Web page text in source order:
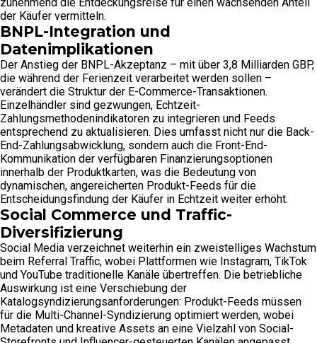
der Käufer vermitteln.
BNPL-Integration und
Datenimplikationen
Der Anstieg der BNPL-Akzeptanz – mit über 3,8 Milliarden GBP,
die während der Ferienzeit verarbeitet werden sollen –
verändert die Struktur der E-Commerce-Transaktionen.
Einzelhändler sind gezwungen, Echtzeit-
Zahlungsmethodenindikatoren zu integrieren und Feeds
entsprechend zu aktualisieren. Dies umfasst nicht nur die Back-
End-Zahlungsabwicklung, sondern auch die Front-End-
Kommunikation der verfügbaren Finanzierungsoptionen
innerhalb der Produktkarten, was die Bedeutung von
dynamischen, angereicherten Produkt-Feeds für die
Entscheidungsfindung der Käufer in Echtzeit weiter erhöht.
Social Commerce und Traffic-
Diversifizierung
Social Media verzeichnet weiterhin ein zweistelliges Wachstum
beim Referral Traffic, wobei Plattformen wie Instagram, TikTok
und YouTube traditionelle Kanäle übertreffen. Die betriebliche
Auswirkung ist eine Verschiebung der
Katalogsyndizierungsanforderungen: Produkt-Feeds müssen
für die Multi-Channel-Syndizierung optimiert werden, wobei
Metadaten und kreative Assets an eine Vielzahl von Social-